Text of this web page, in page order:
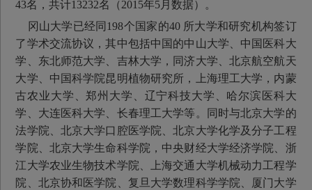
43名，共计13232名（2015年5月数据）。
冈山大学已经同198个国家的40 所大学和研究机构签订
了学术交流协议，其中包括中国的中山大学、中国医科大
学、东北师范大学、吉林大学，同济大学、北京航空航天
大学、中国科学院昆明植物研究所，上海理工大学，内蒙
古农业大学、郑州大学、辽宁科技大学、哈尔滨医科大
学、大连医科大学、长春理工大学等。同时与北京大学的
法学院、北京大学口腔医学院、北京大学化学及分子工程
学院、北京大学生命科学院，中央财经大学经济学院、浙
江大学农业生物技术学院、上海交通大学机械动力工程学
院、北京协和医学院、复旦大学数理科学学院、厦门大学